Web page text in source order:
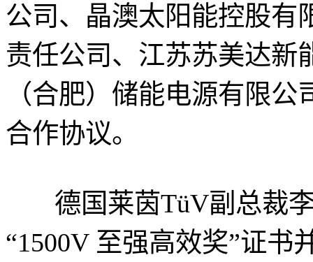
公司、晶澳太阳能控股有
责任公司、江苏苏美达新
（合肥）储能电源有限
合作协议。
德国莱茵TüV副总裁李
“1500V 至强高效奖”证书